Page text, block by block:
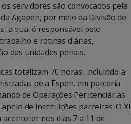
servidores são convocados pela
Agepen, por meio da Divisão de
a qual é responsável pelo
e rotinas diárias,
das unidades penais.
totalizam 70 horas, incluindo a
pela Espen, em parceria
de Operações Penitenciárias
apoio de instituições parceiras. O XI
nos dias 7 a 11 de